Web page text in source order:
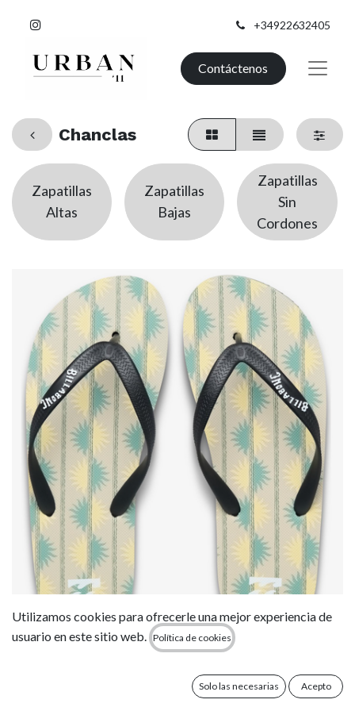
+34922632405
Contáctenos
Chanclas
Zapatillas
Altas
Zapatillas
Bajas
Zapatillas
Sin
Cordones
Chanclas Billabong Tides - Moss Green
Utilizamos cookies para ofrecerle una mejor experiencia de
usuario en este sitio web.
Política de cookies
Solo las necesarias Acepto